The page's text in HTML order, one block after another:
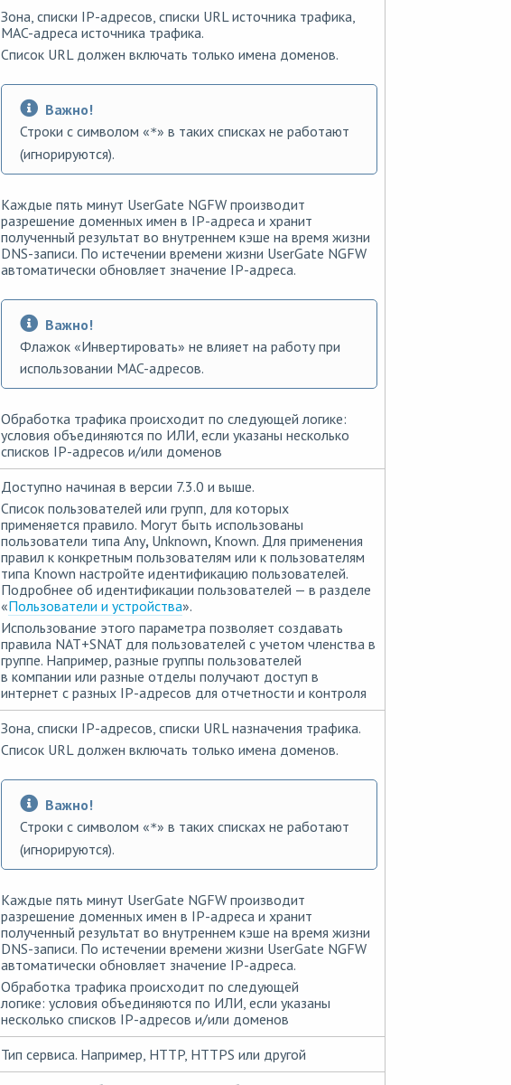
Зона, списки IP-адресов, списки URL источника трафика,
MAC-адреса источника трафика.
Список URL должен включать только имена доменов.
Важно!
Строки с символом «*» в таких списках не работают
(игнорируются).
Каждые пять минут UserGate NGFW производит
разрешение доменных имен в IP-адреса и хранит
полученный результат во внутреннем кэше на время жизни
DNS-записи. По истечении времени жизни UserGate NGFW
автоматически обновляет значение IP-адреса.
Важно!
Флажок «Инвертировать» не влияет на работу при
использовании MAC-адресов.
Обработка трафика происходит по следующей логике:
условия объединяются по ИЛИ, если указаны несколько
списков IP-адресов и/или доменов
Доступно начиная в версии 7.3.0 и выше.
Список пользователей или групп, для которых
применяется правило. Могут быть использованы
пользователи типа Any, Unknown, Known. Для применения
правил к конкретным пользователям или к пользователям
типа Known настройте идентификацию пользователей.
Подробнее об идентификации пользователей — в разделе
«Пользователи и устройства».
Использование этого параметра позволяет создавать
правила NAT+SNAT для пользователей с учетом членства в
группе. Например, разные группы пользователей
в компании или разные отделы получают доступ в
интернет с разных IP-адресов для отчетности и контроля
Зона, списки IP-адресов, списки URL назначения трафика.
Список URL должен включать только имена доменов.
Важно!
Строки с символом «*» в таких списках не работают
(игнорируются).
Каждые пять минут UserGate NGFW производит
разрешение доменных имен в IP-адреса и хранит
полученный результат во внутреннем кэше на время жизни
DNS-записи. По истечении времени жизни UserGate NGFW
автоматически обновляет значение IP-адреса.
Обработка трафика происходит по следующей
логике: условия объединяются по ИЛИ, если указаны
несколько списков IP-адресов и/или доменов
Тип сервиса. Например, HTTP, HTTPS или другой